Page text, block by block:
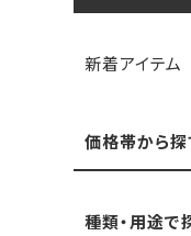
新着アイテム
価格帯から探
種類・用途で